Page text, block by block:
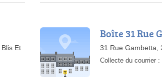
Et
Boîte 31 Rue
31 Rue Gambetta,
Collecte du courrier :